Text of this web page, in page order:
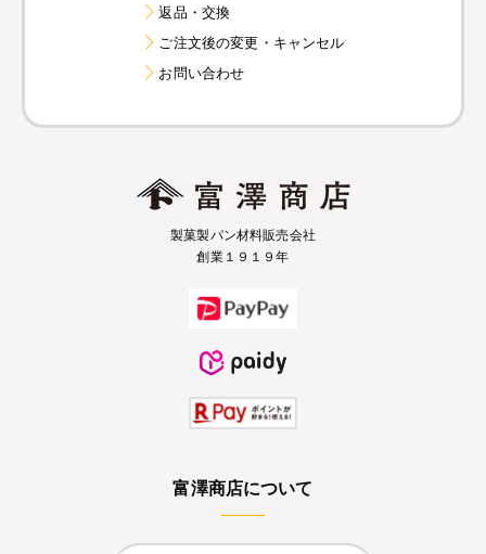
返品・交換
ご注文後の変更・キャンセル
お問い合わせ
製菓製パン材料販売会社
創業１９１９年
富澤商店について